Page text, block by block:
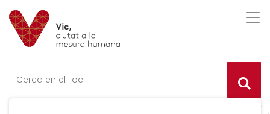
Saltar al contingut
Saltar a la navegació
Informació de contacte